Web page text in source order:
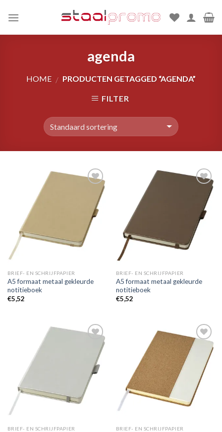
agenda
HOME / PRODUCTEN GETAGGED “AGENDA”
FILTER
Toevoegen
wenslijst
BRIEF- EN SCHRIJFPAPIER
A5 formaat metaal gekleurde
notitieboek
€5,52
Toevoegen
wenslijst
BRIEF- EN SCHRIJFPAPIER
A5 formaat metaal gekleurde
notitieboek
€5,52
Toevoegen
wenslijst
BRIEF- EN SCHRIJFPAPIER
Toevoegen
wenslijst
BRIEF- EN SCHRIJFPAPIER